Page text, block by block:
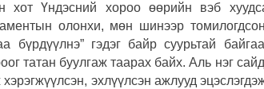
хот Үндэсний хороо өөрийн вэб
олонхи, мөн шинээр
бүрдүүлнэ” гэдэг байр суурьтай
татан буулгаж таарах байх. Аль нэг
эхлүүлсэн ажлууд